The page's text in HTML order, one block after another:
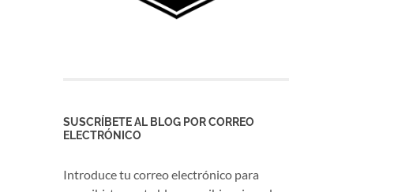
SUSCRÍBETE AL BLOG POR CORREO
ELECTRÓNICO
Introduce tu correo electrónico para